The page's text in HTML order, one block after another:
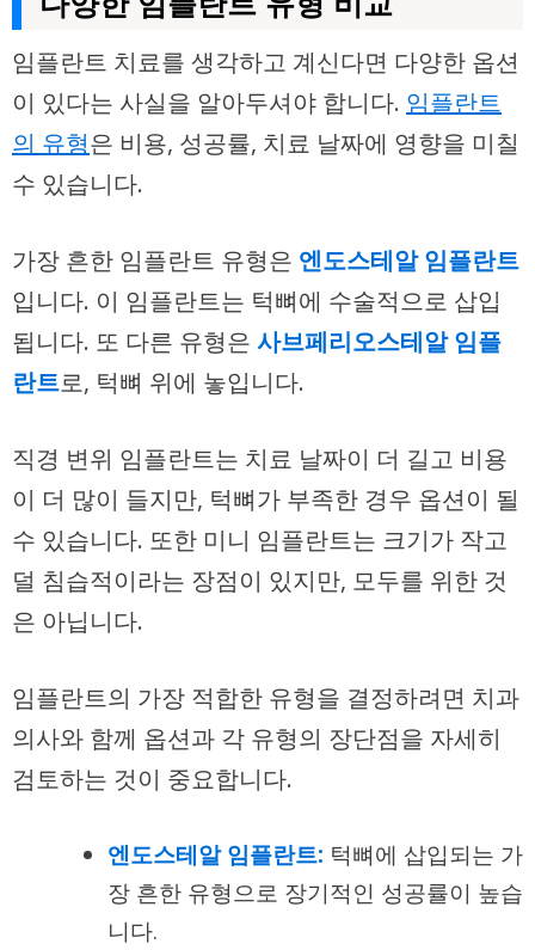
임플란트 치료를 생각하고 계신다면 다양한 옵션
이 있다는 사실을 알아두셔야 합니다. 임플란트
의 유형은 비용, 성공률, 치료 날짜에 영향을 미칠
수 있습니다.
가장 흔한 임플란트 유형은 엔도스테알 임플란트
입니다. 이 임플란트는 턱뼈에 수술적으로 삽입
됩니다. 또 다른 유형은 사브페리오스테알 임플
란트로, 턱뼈 위에 놓입니다.
직경 변위 임플란트는 치료 날짜이 더 길고 비용
이 더 많이 들지만, 턱뼈가 부족한 경우 옵션이 될
수 있습니다. 또한 미니 임플란트는 크기가 작고
덜 침습적이라는 장점이 있지만, 모두를 위한 것
은 아닙니다.
임플란트의 가장 적합한 유형을 결정하려면 치과
의사와 함께 옵션과 각 유형의 장단점을 자세히
검토하는 것이 중요합니다.
엔도스테알 임플란트: 턱뼈에 삽입되는 가
장 흔한 유형으로 장기적인 성공률이 높습
니다.